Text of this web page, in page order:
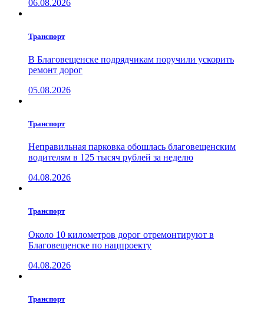
06.08.2026
Транспорт
В Благовещенске подрядчикам поручили ускорить
ремонт дорог
05.08.2026
Транспорт
Неправильная парковка обошлась благовещенским
водителям в 125 тысяч рублей за неделю
04.08.2026
Транспорт
Около 10 километров дорог отремонтируют в
Благовещенске по нацпроекту
04.08.2026
Транспорт